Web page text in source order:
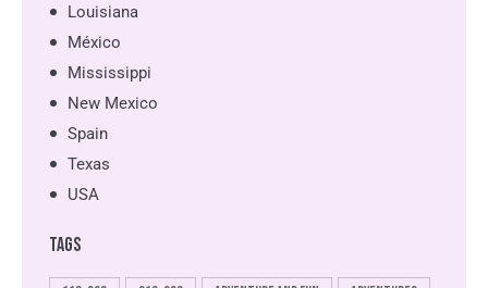
Louisiana
México
Mississippi
New Mexico
Spain
Texas
USA
TAGS